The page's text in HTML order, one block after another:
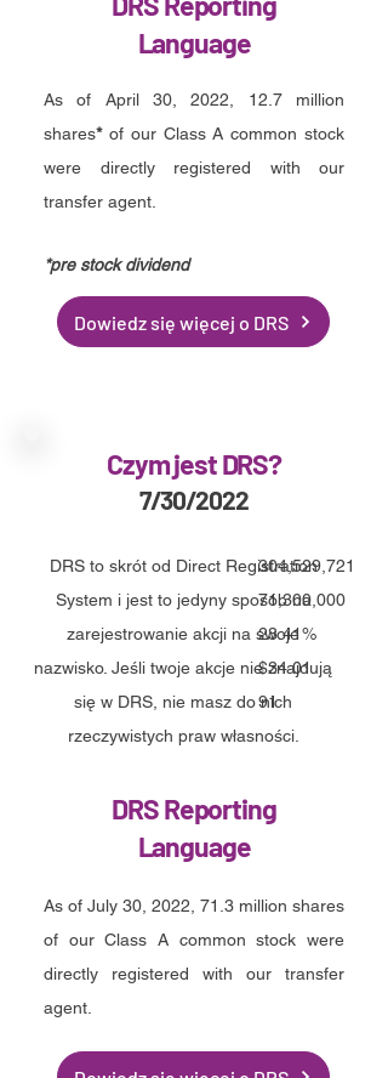
Language
As of April 30, 2022, 12.7 million
shares*of our Class A common stock
were directly registered with our
transfer agent.
*pre stock dividend
Dowiedz się więcej o DRS
Czym jest DRS?
7/30/2022
DRS to skrót od Direct Registration
System i jest to jedyny sposób na
zarejestrowanie akcji na swoje
nazwisko. Jeśli twoje akcje nie znajdują
się w DRS, nie masz do nich
rzeczywistych praw własności.
304,529,721
71,300,000
23.41%
$34.01
91
DRS Reporting
Language
As of July 30, 2022, 71.3 million shares
of our Class A common stock were
directly registered with our transfer
agent.